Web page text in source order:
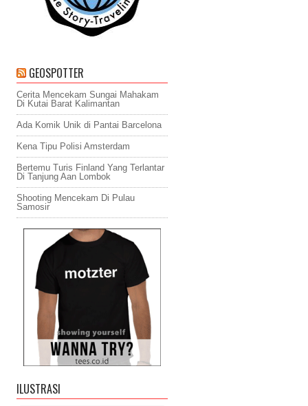
GEOSPOTTER
Cerita Mencekam Sungai Mahakam
Di Kutai Barat Kalimantan
Ada Komik Unik di Pantai Barcelona
Kena Tipu Polisi Amsterdam
Bertemu Turis Finland Yang Terlantar
Di Tanjung Aan Lombok
Shooting Mencekam Di Pulau
Samosir
ILUSTRASI